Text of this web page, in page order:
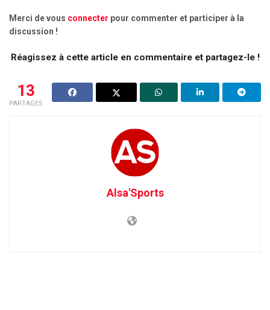
Merci de vous connecter pour commenter et participer à la
discussion !
Réagissez à cette article en commentaire et partagez-le !
13
PARTAGES
Alsa'Sports